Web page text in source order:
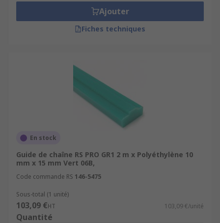
Ajouter
Fiches techniques
En stock
Guide de chaîne RS PRO GR1 2 m x Polyéthylène 10
mm x 15 mm Vert 06B,
Code commande RS 146-5475
Sous-total (1 unité)
103,09 €HT 103,09 €/unité
Quantité